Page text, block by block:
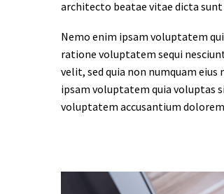
architecto beatae vitae dicta sunt
Nemo enim ipsam voluptatem
ratione voluptatem sequi
velit, sed quia non numquam
ipsam voluptatem quia voluptas
voluptatem accusantium